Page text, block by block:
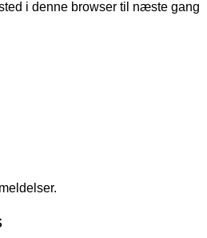
i denne browser til næste gang